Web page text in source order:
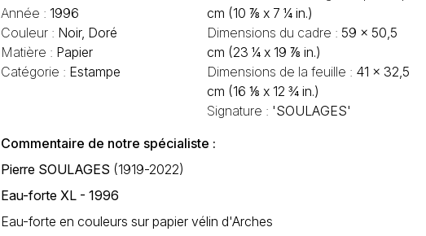
Année :1996
Couleur : Noir, Doré
Matière : Papier
Catégorie : Estampe
cm (10 ⅞ x 7 ¼ in.)
Dimensions du cadre : 59 x 50,5
cm (23 ¼ x 19 ⅞ in.)
Dimensions de la feuille : 41 x 32,5
cm (16 ⅛ x 12 ¾ in.)
Signature : 'SOULAGES'
Commentaire de notre spécialiste :
Pierre SOULAGES (1919-2022)
Eau-forte XL - 1996
Eau-forte en couleurs sur papier vélin d'Arches